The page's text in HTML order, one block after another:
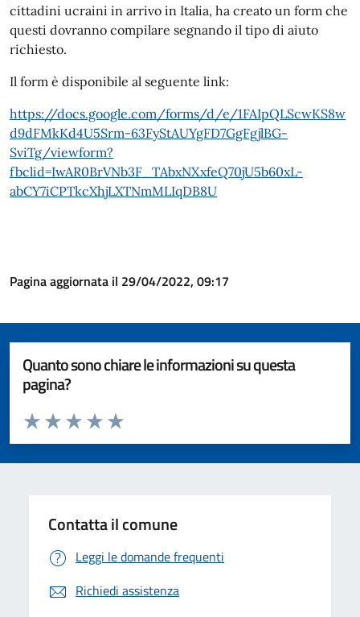
cittadini ucraini in arrivo in Italia, ha creato un form che
questi dovranno compilare segnando il tipo di aiuto
richiesto.
Il form è disponibile al seguente link:
https://docs.google.com/forms/d/e/1FAIpQLScwKS8w
d9dFMkKd4U5Srm-63FyStAUYgFD7GgFgjlBG-
SviTg/viewform?
fbclid=IwAR0BrVNb3F_TAbxNXxfeQ70jU5b60xL-
abCY7iCPTkcXhjLXTNmMLIqDB8U
Pagina aggiornata il 29/04/2022, 09:17
Quanto sono chiare le informazioni su questa
pagina?
Valuta da 1 a 5 stelle la pagina
Valuta 5 stelle su 5
Valuta 4 stelle su 5
Valuta 3 stelle su 5
Valuta 2 stelle su 5
Valuta 1 stelle su 5
Contatta il comune
Leggi le domande frequenti
Richiedi assistenza